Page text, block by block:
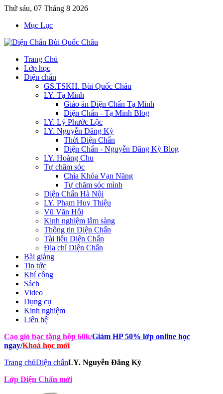
Thứ sáu, 07 Tháng 8 2026
Mục Lục
Trang Chủ
Lớp học
Diện chẩn
GS.TSKH. Bùi Quốc Châu
LY. Tạ Minh
Giáo án Diện Chẩn Tạ Minh
Diện Chẩn - Tạ Minh Blog
LY. Lý Phước Lộc
LY. Nguyễn Đăng Kỳ
Thời Diện Chẩn
Diện Chẩn - Nguyễn Đăng Kỳ Blog
LY. Hoàng Chu
Tự chăm sóc
Chìa Khóa Vạn Năng
Tự chăm sóc mình
Diện Chẩn Hà Nội
LY. Phạm Huy Thiệu
Vũ Văn Hội
Kinh nghiệm lâm sàng
Thông tin Diện Chẩn
Tài liệu Diện Chẩn
Địa chỉ Diện Chẩn
Bài giảng
Tin tức
Khí công
Sách
Video
Dụng cụ
Kinh nghiệm
Liên hệ
Cạo gió bạc tặng hộp 60k/Giảm HP 50% lớp online học
ngay/Khoá học mới
Trang chủDiện chẩnLY. Nguyễn Đăng Kỳ
Lớp Diện Chẩn mới